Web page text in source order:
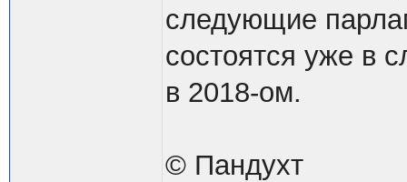
следующие
состоятся уже в
в 2018-ом.
© Пандухт